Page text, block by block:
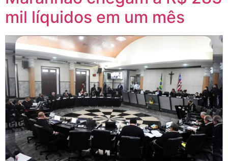
mil líquidos em um mês